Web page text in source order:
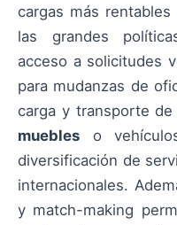
cargas más
las grandes
acceso a solicitudes
para mudanzas de
carga y transporte
muebles o
diversificación de
internacionales.
y match-making